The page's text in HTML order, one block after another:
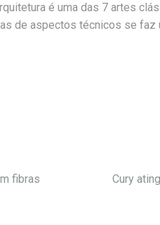
é uma das 7 artes
de aspectos técnicos se
fibras
Cury